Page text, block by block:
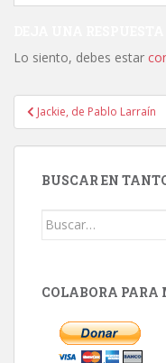
Lo siento, debes estar
Navegación
de
entradas
Jackie, de Pablo Larraín
BUSCAR EN
Buscar:
COLABORA PARA